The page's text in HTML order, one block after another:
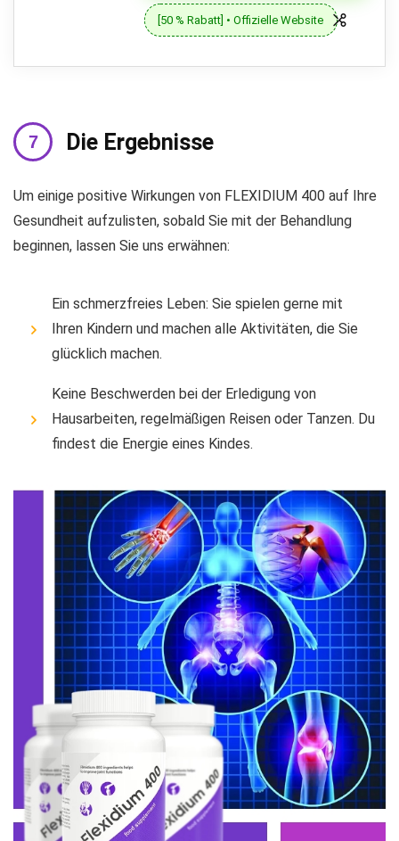
[50 % Rabatt] • Offizielle Website
Die Ergebnisse
Um einige positive Wirkungen von FLEXIDIUM 400 auf Ihre
Gesundheit aufzulisten, sobald Sie mit der Behandlung
beginnen, lassen Sie uns erwähnen:
Ein schmerzfreies Leben: Sie spielen gerne mit
Ihren Kindern und machen alle Aktivitäten, die Sie
glücklich machen.
Keine Beschwerden bei der Erledigung von
Hausarbeiten, regelmäßigen Reisen oder Tanzen. Du
findest die Energie eines Kindes.